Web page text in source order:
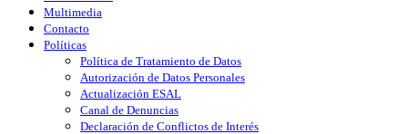
Multimedia
Contacto
Políticas
Política de Tratamiento de Datos
Autorización de Datos Personales
Actualización ESAL
Canal de Denuncias
Declaración de Conflictos de Interés